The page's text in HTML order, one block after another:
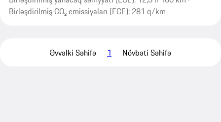
Birləşdirilmiş CO₂ emissiyaları (ECE): 281 q/km
Əvvəlki Səhifə 1 Növbəti Səhifə